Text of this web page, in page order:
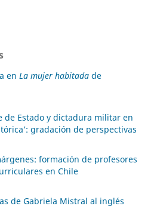
en La mujer habitada de
de Estado y dictadura militar en
gradación de perspectivas
formación de profesores
en Chile
de Gabriela Mistral al inglés